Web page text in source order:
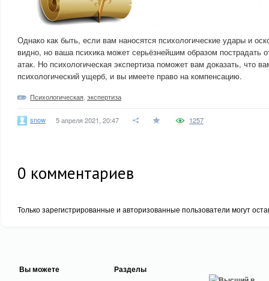
Однако как быть, если вам наносятся психологические удары и
видно, но ваша психика может серьёзнейшим образом пострадать
атак. Но психологическая экспертиза поможет вам доказать, что
психологический ущерб, и вы имеете право на компенсацию.
Психологическая экспертиза
snow 5 апреля 2021, 20:47 1257
0 комментариев
Только зарегистрированные и авторизованные пользователи могут
Вы можете Разделы